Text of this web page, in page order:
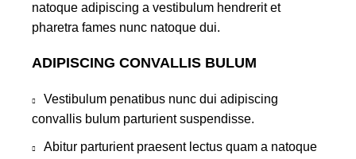
natoque adipiscing a vestibulum hendrerit et
pharetra fames nunc natoque dui.
ADIPISCING CONVALLIS BULUM
Vestibulum penatibus nunc dui adipiscing
convallis bulum parturient suspendisse.
Abitur parturient praesent lectus quam a natoque